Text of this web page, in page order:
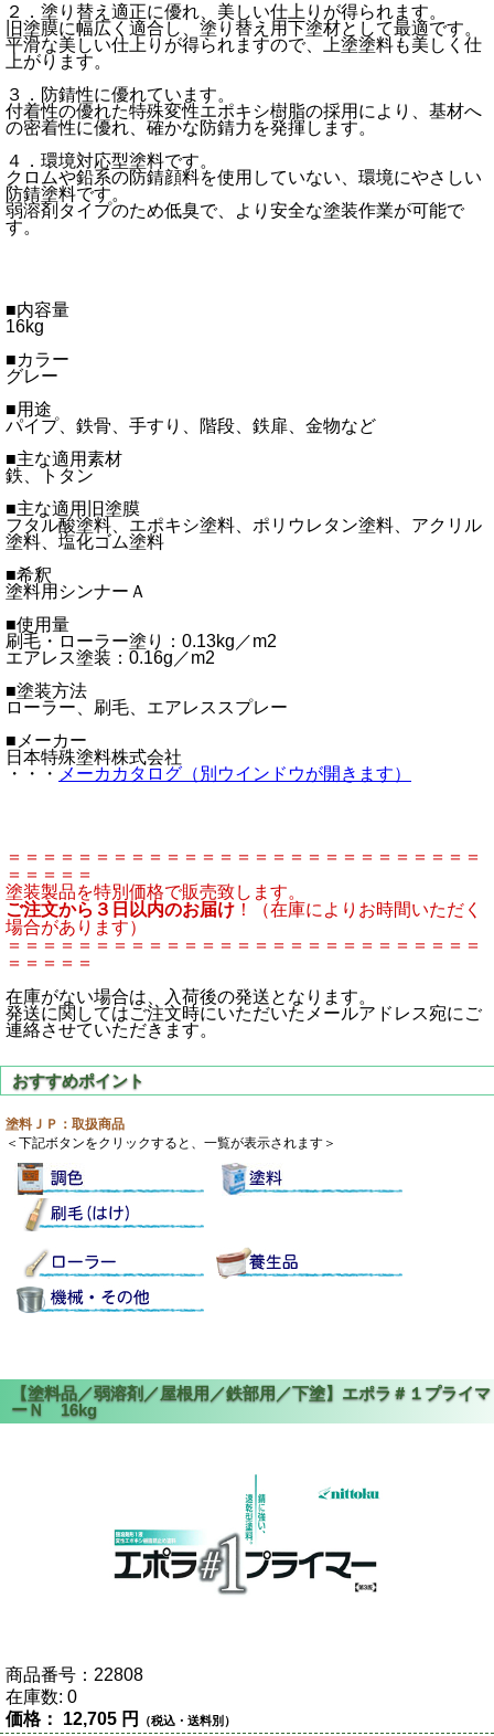
２．塗り替え適正に優れ、美しい仕上りが得られます。
旧塗膜に幅広く適合し、塗り替え用下塗材として最適です。
平滑な美しい仕上りが得られますので、上塗塗料も美しく仕
上がります。
３．防錆性に優れています。
付着性の優れた特殊変性エポキシ樹脂の採用により、基材へ
の密着性に優れ、確かな防錆力を発揮します。
４．環境対応型塗料です。
クロムや鉛系の防錆顔料を使用していない、環境にやさしい
防錆塗料です。
弱溶剤タイプのため低臭で、より安全な塗装作業が可能で
す。
■内容量
16kg
■カラー
グレー
■用途
パイプ、鉄骨、手すり、階段、鉄扉、金物など
■主な適用素材
鉄、トタン
■主な適用旧塗膜
フタル酸塗料、エポキシ塗料、ポリウレタン塗料、アクリル
塗料、塩化ゴム塗料
■希釈
塗料用シンナーＡ
■使用量
刷毛・ローラー塗り：0.13kg／m2
エアレス塗装：0.16g／m2
■塗装方法
ローラー、刷毛、エアレススプレー
■メーカー
日本特殊塗料株式会社
・・・ メーカカタログ（別ウインドウが開きます）
＝＝＝＝＝＝＝＝＝＝＝＝＝＝＝＝＝＝＝＝＝＝＝＝＝＝＝
＝＝＝＝＝
塗装製品を特別価格で販売致します。
ご注文から３日以内のお届け ！（在庫によりお時間いただく
場合があります）
＝＝＝＝＝＝＝＝＝＝＝＝＝＝＝＝＝＝＝＝＝＝＝＝＝＝＝
＝＝＝＝＝
在庫がない場合は、入荷後の発送となります。
発送に関してはご注文時にいただいたメールアドレス宛にご
連絡させていただきます。
塗料ＪＰ：取扱商品
＜下記ボタンをクリックすると、一覧が表示されます＞
商品番号： 22808
在庫数: 0
価格： 12,705 円 （税込・送料別）